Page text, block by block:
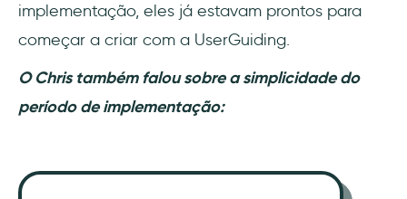
implementação, eles já estavam prontos para
começar a criar com a UserGuiding.
O Chris também falou sobre a simplicidade do
período de implementação: